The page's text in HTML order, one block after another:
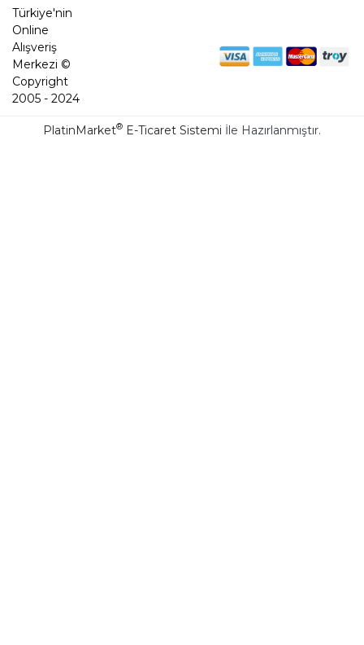
Türkiye'nin
Online
Alışveriş
Merkezi ©
Copyright
2005 - 2024
PlatinMarket® E-Ticaret Sistemi İle Hazırlanmıştır.